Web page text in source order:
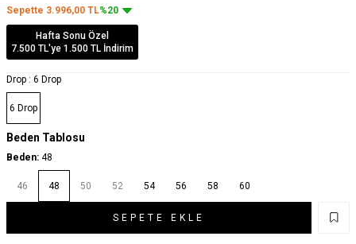
Sepette 3.996,00 TL%20
Hafta Sonu Özel
7.500 TL'ye 1.500 TL İndirim
Drop : 6 Drop
6 Drop
Beden Tablosu
Beden: 48
46 48 50 52 54 56 58 60
SEPETE EKLE